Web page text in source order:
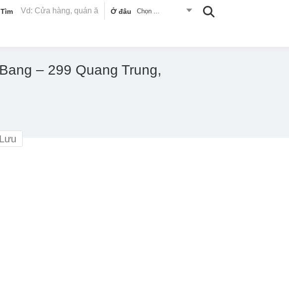
Tìm Ở đâu Chọn ...
– 299 Quang Trung,
Lưu